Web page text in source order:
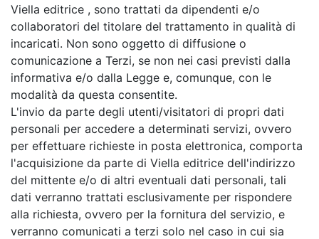
Viella editrice , sono trattati da dipendenti e/o
collaboratori del titolare del trattamento in qualità di
incaricati. Non sono oggetto di diffusione o
comunicazione a Terzi, se non nei casi previsti dalla
informativa e/o dalla Legge e, comunque, con le
modalità da questa consentite.
L'invio da parte degli utenti/visitatori di propri dati
personali per accedere a determinati servizi, ovvero
per effettuare richieste in posta elettronica, comporta
l'acquisizione da parte di Viella editrice dell'indirizzo
del mittente e/o di altri eventuali dati personali, tali
dati verranno trattati esclusivamente per rispondere
alla richiesta, ovvero per la fornitura del servizio, e
verranno comunicati a terzi solo nel caso in cui sia